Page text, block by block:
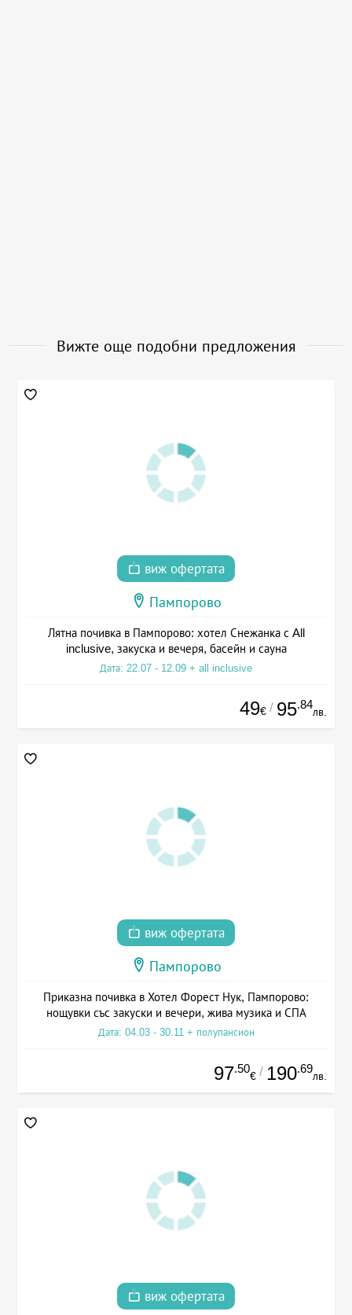
Вижте още подобни предложения
виж офертата
Пампорово
Лятна почивка в Пампорово: хотел Снежанка с All
inclusive, закуска и вечеря, басейн и сауна
Дата: 22.07 - 12.09 + all inclusive
49€ / 95.84
лв.
виж офертата
Пампорово
Приказна почивка в Хотел Форест Нук, Пампорово:
нощувки със закуски и вечери, жива музика и СПА
Дата: 04.03 - 30.11 + полупансион
97.50
€ / 190.69
лв.
виж офертата